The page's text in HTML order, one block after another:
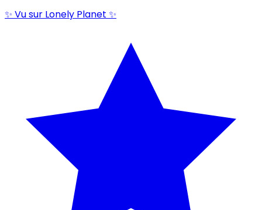
✨ Vu sur Lonely Planet ✨